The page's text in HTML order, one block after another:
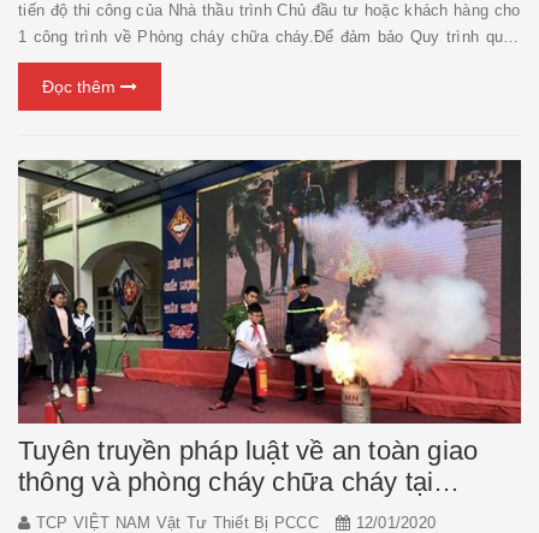
tiến độ thi công của Nhà thầu trình Chủ đầu tư hoặc khách hàng cho
1 công trình về Phòng cháy chữa cháy.Để đảm bảo Quy trình quản
lý chất lượng của nhà nước, Nghị định và Tiêu chuẩn về Phòng
cháy chữa cháy về vấn đề thiết kế, thi côn...
Đọc thêm
Tuyên truyền pháp luật về an toàn giao
thông và phòng cháy chữa cháy tại
trường học
TCP VIỆT NAM Vật Tư Thiết Bị PCCC 12/01/2020